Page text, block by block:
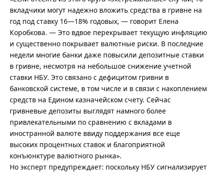
вкладчики могут надежно вложить средства в гривне на
год под ставку 16—18% годовых, — говорит Елена
Коробкова. — Это вдвое перекрывает текущую инфляцию
и существенно покрывает валютные риски. В последние
недели многие банки даже повысили депозитные ставки
в гривне, несмотря на небольшое снижение учетной
ставки НБУ. Это связано с дефицитом гривни в
банковской системе, в том числе и в связи с накоплением
средств на Едином казначейском счету. Сейчас
гривневые депозиты выглядят намного более
привлекательными по сравнению с вкладами в
иностранной валюте ввиду поддержания все еще
высоких процентных ставок и благоприятной
конъюнктуре валютного рынка».
Но эксперт предупреждает: поскольку НБУ сигнализирует